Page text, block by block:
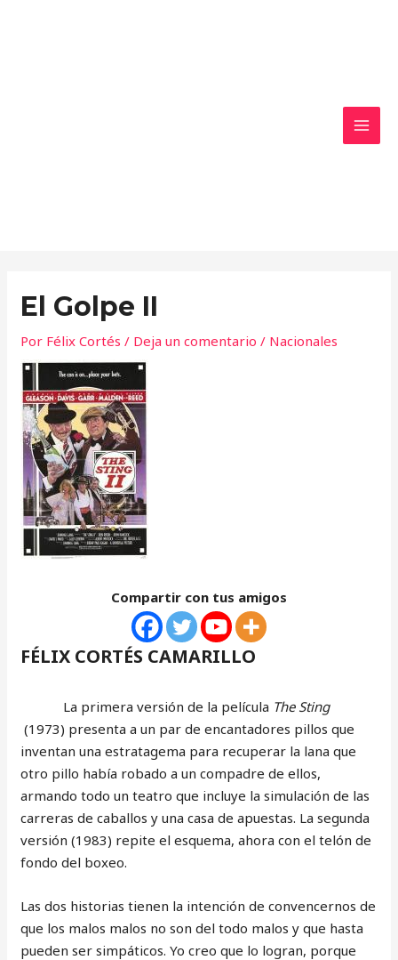
El Golpe II
Por Félix Cortés/ Deja un comentario / Nacionales
Compartir con tus amigos
FÉLIX CORTÉS CAMARILLO
La primera versión de la película The Sting
(1973) presenta a un par de encantadores pillos que
inventan una estratagema para recuperar la lana que
otro pillo había robado a un compadre de ellos,
armando todo un teatro que incluye la simulación de las
carreras de caballos y una casa de apuestas. La segunda
versión (1983) repite el esquema, ahora con el telón de
fondo del boxeo.
Las dos historias tienen la intención de convencernos de
que los malos malos no son del todo malos y que hasta
pueden ser simpáticos. Yo creo que lo logran, porque